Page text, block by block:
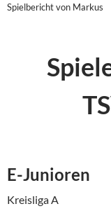
Spielbericht von Markus
E-Junioren
Kreisliga A